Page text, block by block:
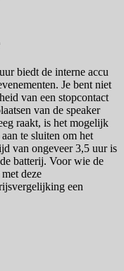
biedt de interne accu
Je bent niet
van een stopcontact
van de speaker
raakt, is het mogelijk
te sluiten om het
van ongeveer 3,5 uur is
batterij. Voor wie de
deze
een